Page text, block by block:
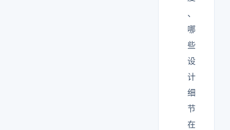
、
哪
些
设
计
细
节
在